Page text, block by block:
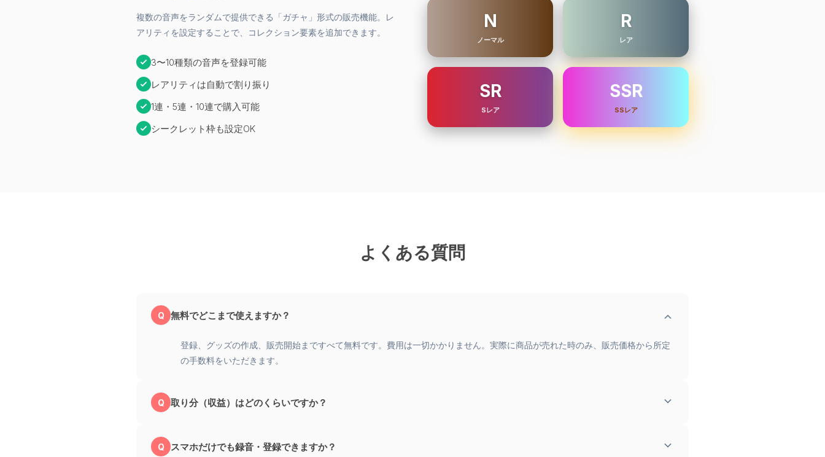
複数の音声をランダムで提供できる「ガチャ」形式の販売機能。レ
アリティを設定することで、コレクション要素を追加できます。
3〜10種類の音声を登録可能
レアリティは自動で割り振り
1連・5連・10連で購入可能
シークレット枠も設定OK
N
ノーマル
R
レア
SR
Sレア
SSR
SSレア
よくある質問
無料でどこまで使えますか？
登録、グッズの作成、販売開始まですべて無料です。費用は一切かかりません。実際に商品が売れた時のみ、販売価格から所定
の手数料をいただきます。
取り分（収益）はどのくらいですか？
スマホだけでも録音・登録できますか？